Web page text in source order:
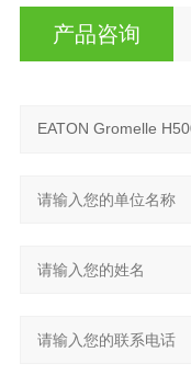
产品咨询